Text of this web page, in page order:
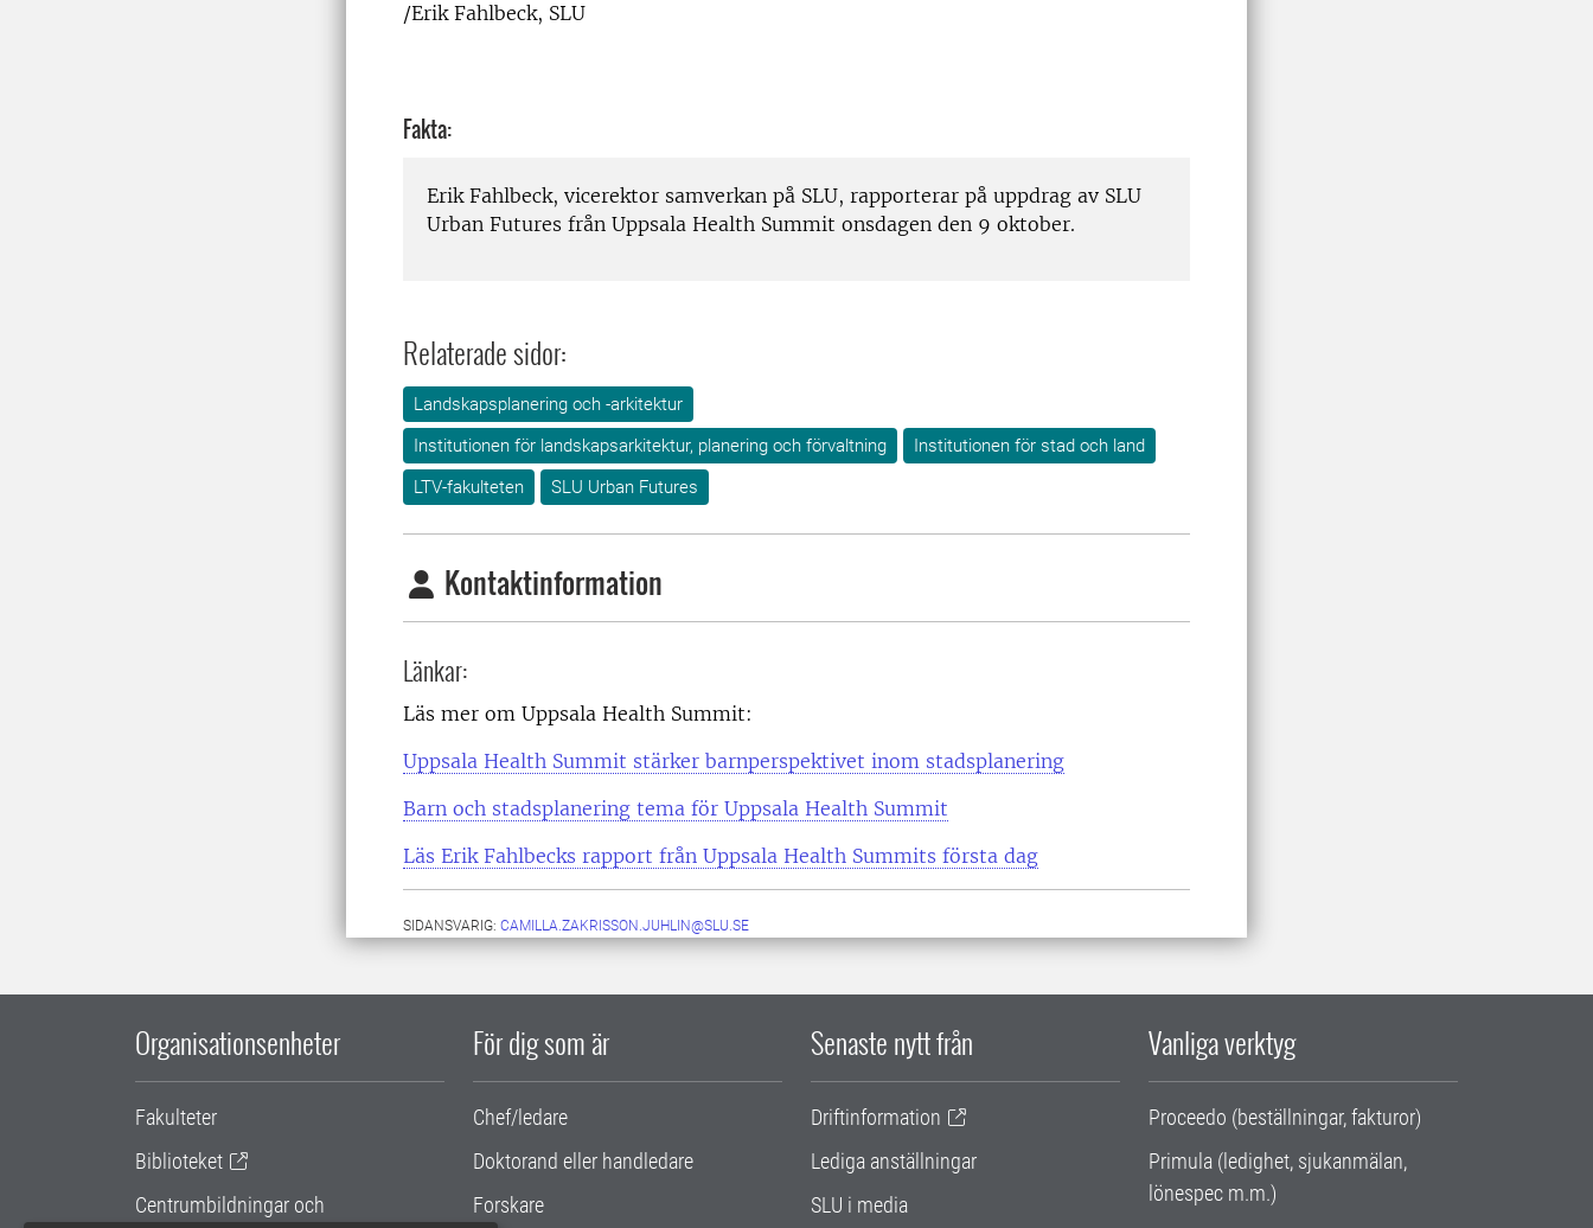
/Erik Fahlbeck, SLU
Fakta:
Erik Fahlbeck, vicerektor samverkan på SLU, rapporterar på uppdrag av SLU
Urban Futures från Uppsala Health Summit onsdagen den 9 oktober.
Relaterade sidor:
Landskapsplanering och -arkitektur
Institutionen för landskapsarkitektur, planering och förvaltning
Institutionen för stad och land
LTV-fakulteten
SLU Urban Futures
Kontaktinformation
Länkar:
Läs mer om Uppsala Health Summit:
Uppsala Health Summit stärker barnperspektivet inom stadsplanering
Barn och stadsplanering tema för Uppsala Health Summit
Läs Erik Fahlbecks rapport från Uppsala Health Summits första dag
SIDANSVARIG: CAMILLA.ZAKRISSON.JUHLIN@SLU.SE
Organisationsenheter
Fakulteter
Biblioteket
Centrumbildningar och
För dig som är
Chef/ledare
Doktorand eller handledare
Forskare
Senaste nytt från
Driftinformation
Lediga anställningar
SLU i media
Vanliga verktyg
Proceedo (beställningar, fakturor)
Primula (ledighet, sjukanmälan,
lönespec m.m.)